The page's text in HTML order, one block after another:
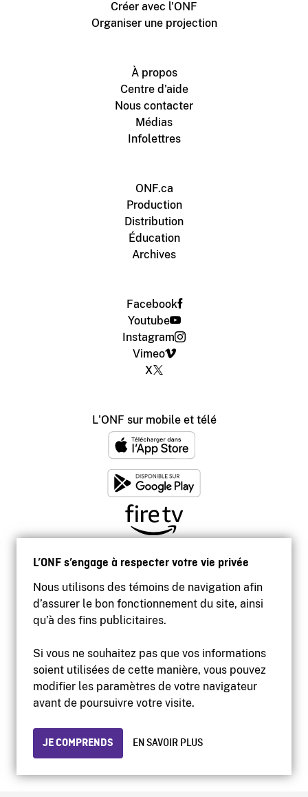
L’ONF s’engage à respecter votre vie privée
Nous utilisons des témoins de navigation afin
d’assurer le bon fonctionnement du site, ainsi
qu’à des fins publicitaires.
Si vous ne souhaitez pas que vos informations
soient utilisées de cette manière, vous pouvez
modifier les paramètres de votre navigateur
avant de poursuivre votre visite.
JE COMPRENDS EN SAVOIR PLUS
Créer avec l'ONF
Organiser une projection
À propos
Centre d'aide
Nous contacter
Médias
Infolettres
ONF.ca
Production
Distribution
Éducation
Archives
Facebook
Youtube
Instagram
Vimeo
X
L'ONF sur mobile et télé
Accessibilité
Site institutionnel
Protection des renseignements personnels
© 2026 Office national du film du Canada